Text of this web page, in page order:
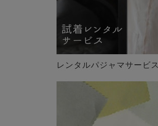
レンタルパジャマサービス